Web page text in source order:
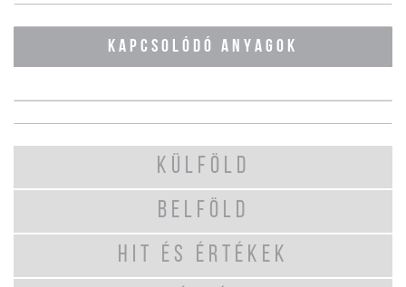
KAPCSOLÓDÓ ANYAGOK
KÜLFÖLD
BELFÖLD
HIT ÉS ÉRTÉKEK